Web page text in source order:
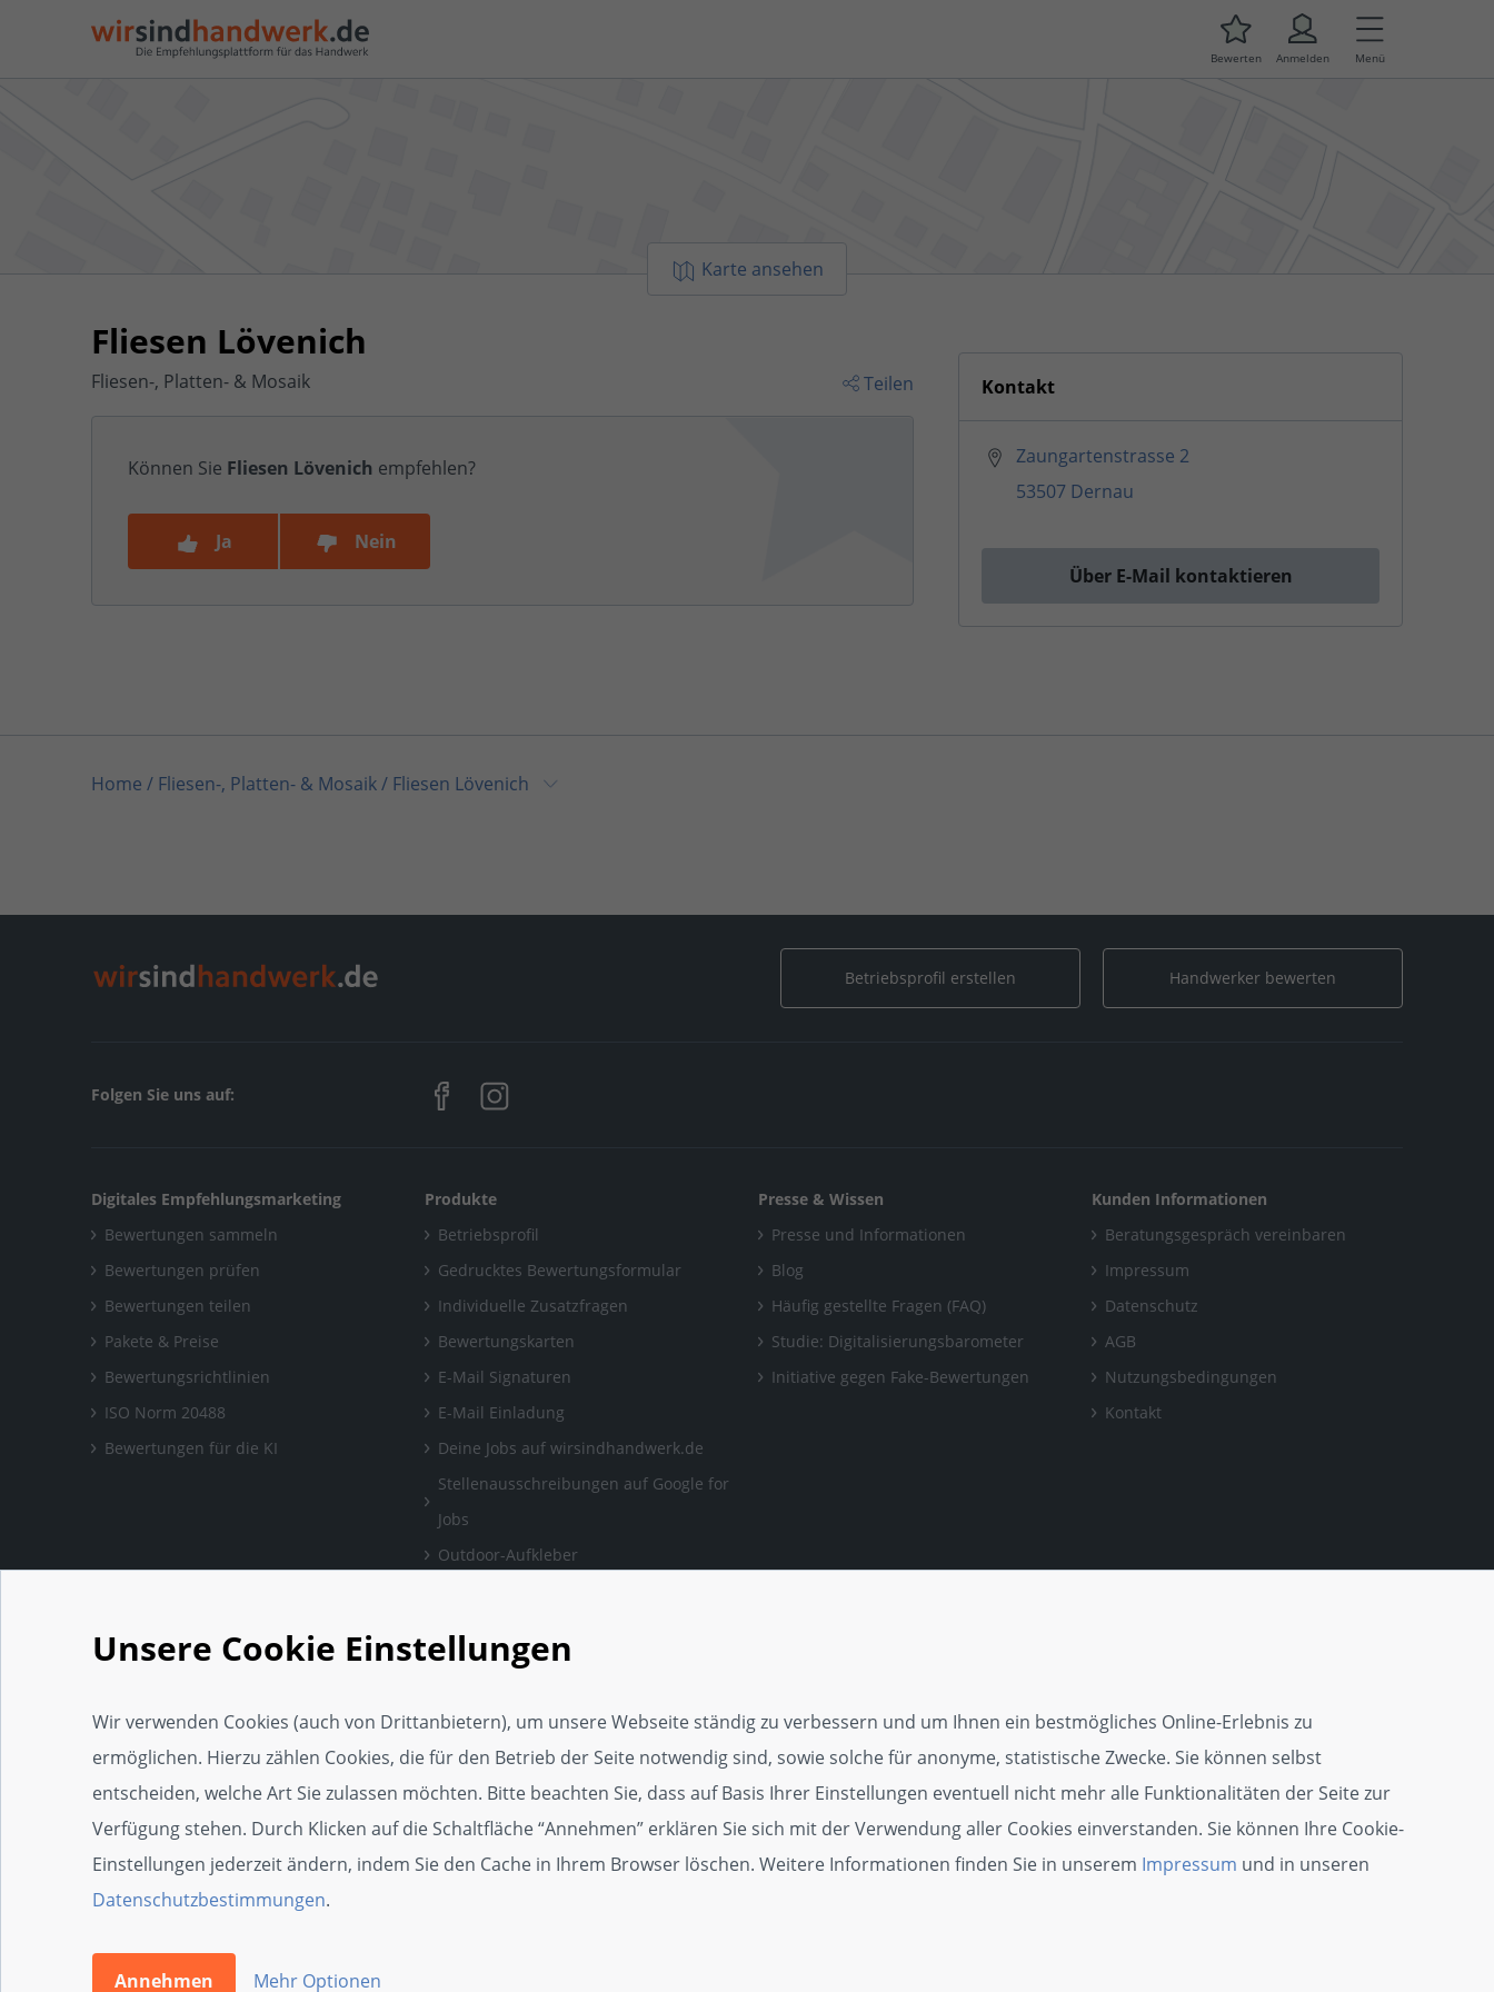
Bewerten Anmelden Menü
Karte ansehen
Fliesen Lövenich
Teilen
Fliesen-, Platten- & Mosaik
Können Sie Fliesen Lövenich empfehlen?
Ja Nein
Kontakt
Zaungartenstrasse 2
53507 Dernau
Über E-Mail kontaktieren
Home / Fliesen-, Platten- & Mosaik/ Fliesen Lövenich
Betriebsprofil erstellen Handwerker bewerten
Folgen Sie uns auf:
Digitales Empfehlungsmarketing
Bewertungen sammeln
Bewertungen prüfen
Bewertungen teilen
Pakete & Preise
Bewertungsrichtlinien
ISO Norm 20488
Bewertungen für die KI
Produkte
Betriebsprofil
Gedrucktes Bewertungsformular
Individuelle Zusatzfragen
Bewertungskarten
E-Mail Signaturen
E-Mail Einladung
Deine Jobs auf wirsindhandwerk.de
Stellenausschreibungen auf Google for
Jobs
Outdoor-Aufkleber
Handwerker Webseite
Social Media Vorlage
Web-App
Widget
SEO-Widget
Zertifikat für Kundenzufriedenheit
Presse & Wissen
Presse und Informationen
Blog
Häufig gestellte Fragen (FAQ)
Studie: Digitalisierungsbarometer
Initiative gegen Fake-Bewertungen
Kunden Informationen
Beratungsgespräch vereinbaren
Impressum
Datenschutz
AGB
Nutzungsbedingungen
Kontakt
Unsere Cookie Einstellungen
Wir verwenden Cookies (auch von Drittanbietern), um unsere Webseite ständig zu verbessern und um Ihnen ein bestmögliches Online-Erlebnis zu
ermöglichen. Hierzu zählen Cookies, die für den Betrieb der Seite notwendig sind, sowie solche für anonyme, statistische Zwecke. Sie können selbst
entscheiden, welche Art Sie zulassen möchten. Bitte beachten Sie, dass auf Basis Ihrer Einstellungen eventuell nicht mehr alle Funktionalitäten der Seite zur
Verfügung stehen. Durch Klicken auf die Schaltfläche “Annehmen” erklären Sie sich mit der Verwendung aller Cookies einverstanden. Sie können Ihre Cookie-
Einstellungen jederzeit ändern, indem Sie den Cache in Ihrem Browser löschen. Weitere Informationen finden Sie in unserem Impressum und in unseren
Datenschutzbestimmungen.
Annehmen Mehr Optionen